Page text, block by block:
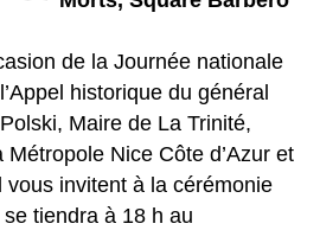
de la Journée nationale
historique du général
Maire de La Trinité,
Nice Côte d’Azur et
vous invitent à la cérémonie
tiendra à 18 h au